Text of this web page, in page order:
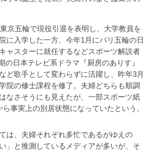
京五輪で現役引退を表明し、大学教員を
に入学した一方、今年1月にパリ五輪の日
ャスターに就任するなどスポーツ解説者
の日本テレビ系ドラマ『厨房のありす』
ど歌手として変わらずに活躍し、昨年3月
院の修士課程を修了。夫婦どちらも順調
なさそうにも見えたが、一部スポーツ紙
事実上の別居状態になっていたという。
は、夫婦それぞれ多忙であるがゆえの
」と推測しているメディアが多いが、そ